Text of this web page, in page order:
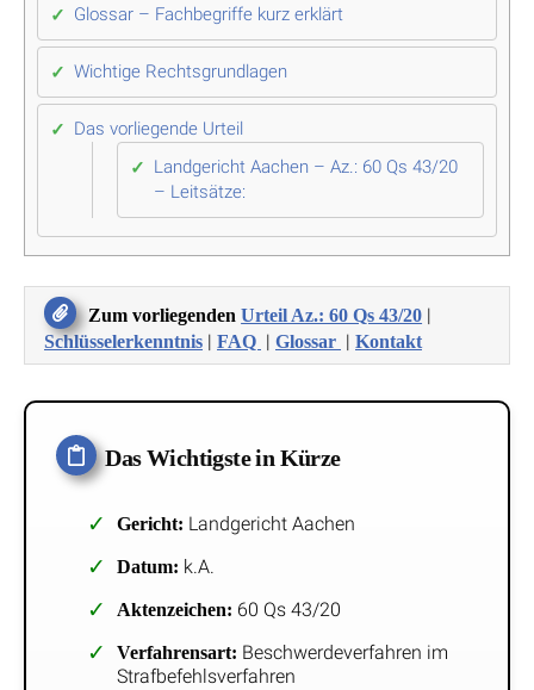
Glossar – Fachbegriffe kurz erklärt
Wichtige Rechtsgrundlagen
Das vorliegende Urteil
Landgericht Aachen – Az.: 60 Qs 43/20
– Leitsätze:
Zum vorliegendenUrteil Az.: 60 Qs 43/20 |
Schlüsselerkenntnis | FAQ | Glossar | Kontakt
Das Wichtigste in Kürze
Gericht: Landgericht Aachen
Datum: k.A.
Aktenzeichen: 60 Qs 43/20
Verfahrensart: Beschwerdeverfahren im
Strafbefehlsverfahren